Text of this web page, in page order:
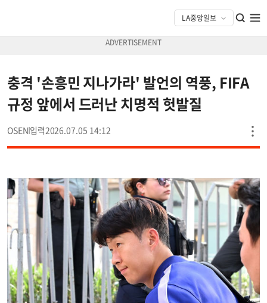
충격 '손흥민 지나가라' 발언의 역풍, FIFA
규정 앞에서 드러난 치명적 헛발질
OSEN 2026.07.05 14:12